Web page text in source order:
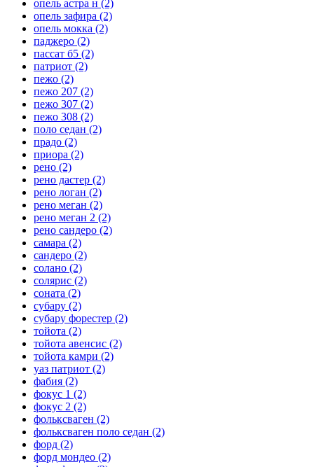
опель астра н (2)
опель зафира (2)
опель мокка (2)
паджеро (2)
пассат б5 (2)
патриот (2)
пежо (2)
пежо 207 (2)
пежо 307 (2)
пежо 308 (2)
поло седан (2)
прадо (2)
приора (2)
рено (2)
рено дастер (2)
рено логан (2)
рено меган (2)
рено меган 2 (2)
рено сандеро (2)
самара (2)
сандеро (2)
солано (2)
солярис (2)
соната (2)
субару (2)
субару форестер (2)
тойота (2)
тойота авенсис (2)
тойота камри (2)
уаз патриот (2)
фабия (2)
фокус 1 (2)
фокус 2 (2)
фольксваген (2)
фольксваген поло седан (2)
форд (2)
форд мондео (2)